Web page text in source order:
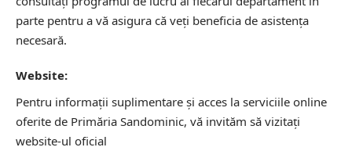
parte pentru a vă asigura că veți beneficia de asistența
necesară.
Website:
Pentru informații suplimentare și acces la serviciile online
oferite de Primăria Sandominic, vă invităm să vizitați
website-ul oficial